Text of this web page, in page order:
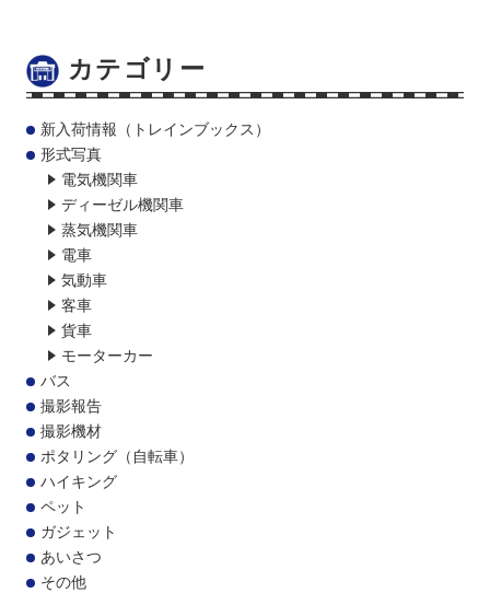
カテゴリー
新入荷情報（トレインブックス）
形式写真
電気機関車
ディーゼル機関車
蒸気機関車
電車
気動車
客車
貨車
モーターカー
バス
撮影報告
撮影機材
ポタリング（自転車）
ハイキング
ペット
ガジェット
あいさつ
その他